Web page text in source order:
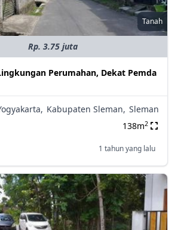
Tanah
Rp. 3.75 juta
Perumahan, Dekat Pemda
Kabupaten Sleman, Sleman
138m2
1 tahun yang lalu